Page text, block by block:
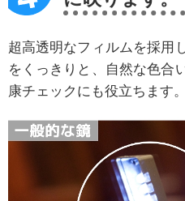
超高透明なフィルムを採用
をくっきりと、自然な色合
康チェックにも役立ちます。